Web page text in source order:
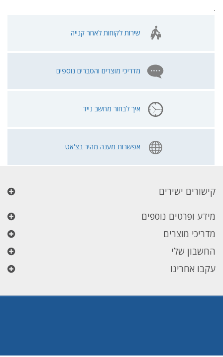
.
שירות לקוחות לאחר קנייה
מדריכי מוצרים והסברים נוספים
איך לבחור מחשב נייד
אפשרות מענה מהיר בצ'אט
קישורים ישירים
מידע ופרטים נוספים
מדריכי מוצרים
החשבון שלי
עקבו אחרינו